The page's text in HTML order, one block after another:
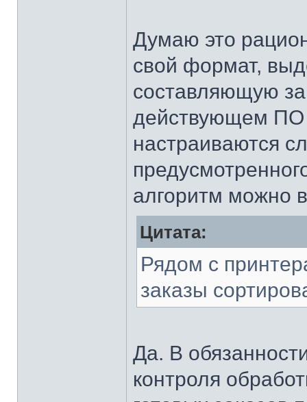
Думаю это
свой формат,
составляющую
действующем ПО
настраиваются
алгоритм можно
Цитата:
Рядом с
заказы
Да. В
контроля